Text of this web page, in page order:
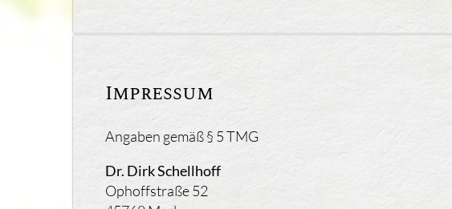
Impressum
Angaben gemäß § 5 TMG
Dr. Dirk Schellhoff
Ophoffstraße 52